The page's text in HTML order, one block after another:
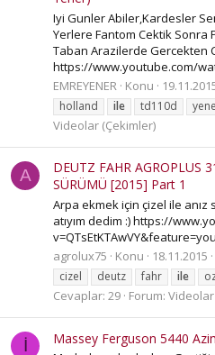
Iyi Gunler Abiler,Kardesler
Yerlere Fantom Cektik Sonra
Taban Arazilerde Gercekten
https://www.youtube.com/
EMREYENER Konu
holland
ile td110d
Videolar (Çekimler)
A
DEUTZ FAHR AGROPLUS
SÜRÜMÜ [2015] Part 1
Arpa ekmek için çizel ile
atıyım dedim :) https://
agrolux75
Konu 18.11.2015
cizel
deutz fahr ile
Cevaplar: 29 Forum:
İ Massey Ferguson 5440